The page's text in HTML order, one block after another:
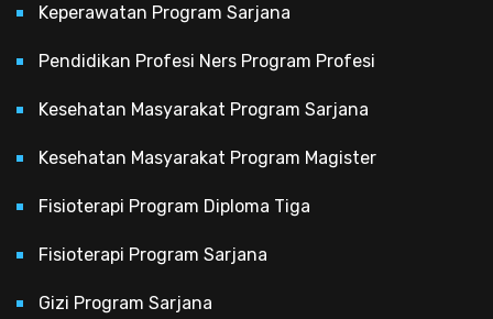
Keperawatan Program Sarjana
Pendidikan Profesi Ners Program Profesi
Kesehatan Masyarakat Program Sarjana
Kesehatan Masyarakat Program Magister
Fisioterapi Program Diploma Tiga
Fisioterapi Program Sarjana
Gizi Program Sarjana